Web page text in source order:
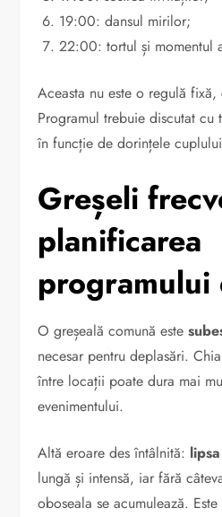
19:00: dansul mirilor;
22:00: tortul și momentul
Aceasta nu este o regulă
Programul trebuie discutat
în funcție de dorințele
Greșeli
planificarea
programului
O greșeală comună este
necesar pentru deplasări.
între locații poate dura mai
evenimentului.
Altă eroare des întâlnită:
lungă și intensă, iar fără
oboseala se acumulează.